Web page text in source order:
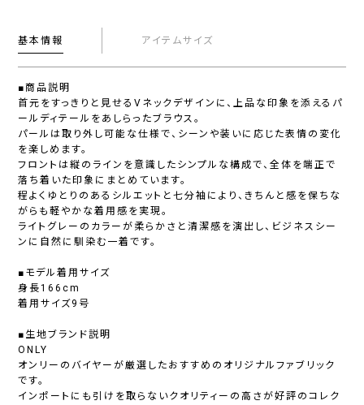
基本情報 アイテムサイズ
■商品説明
首元をすっきりと見せるVネックデザインに、上品な印象を添えるパ
ールディテールをあしらったブラウス。
パールは取り外し可能な仕様で、シーンや装いに応じた表情の変化
を楽しめます。
フロントは縦のラインを意識したシンプルな構成で、全体を端正で
落ち着いた印象にまとめています。
程よくゆとりのあるシルエットと七分袖により、きちんと感を保ちな
がらも軽やかな着用感を実現。
ライトグレーのカラーが柔らかさと清潔感を演出し、ビジネスシー
ンに自然に馴染む一着です。
■モデル着用サイズ
身長166cm
着用サイズ9号
■生地ブランド説明
ONLY
オンリーのバイヤーが厳選したおすすめのオリジナルファブリック
です。
インポートにも引けを取らないクオリティーの高さが好評のコレク